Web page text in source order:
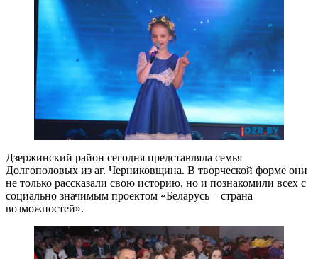
Дзержинский район сегодня представляла семья
Долгополовых из аг. Черниковщина. В творческой форме они
не только рассказали свою историю, но и познакомили всех с
социально значимым проектом «Беларусь – страна
возможностей».